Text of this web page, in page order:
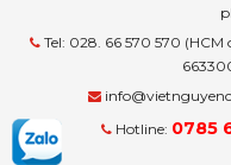
Tel: 028. 66 570 570 (HCM
Hotline: 0785